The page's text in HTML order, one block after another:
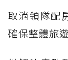
取消領隊配
確保整體旅